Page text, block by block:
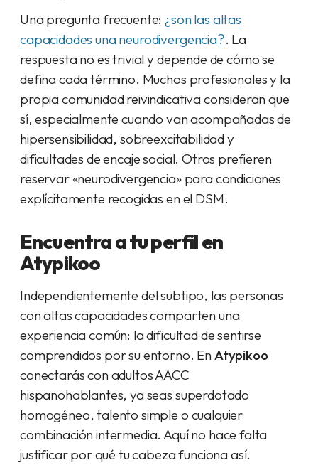
Una pregunta frecuente:¿son las altas
capacidades una neurodivergencia?. La
respuesta no es trivial y depende de cómo se
defina cada término. Muchos profesionales y la
propia comunidad reivindicativa consideran que
sí, especialmente cuando van acompañadas de
hipersensibilidad, sobreexcitabilidad y
dificultades de encaje social. Otros prefieren
reservar «neurodivergencia» para condiciones
explícitamente recogidas en el DSM.
Encuentra a tu perfil en
Atypikoo
Independientemente del subtipo, las personas
con altas capacidades comparten una
experiencia común: la dificultad de sentirse
comprendidos por su entorno. En Atypikoo
conectarás con adultos AACC
hispanohablantes, ya seas superdotado
homogéneo, talento simple o cualquier
combinación intermedia. Aquí no hace falta
justificar por qué tu cabeza funciona así.